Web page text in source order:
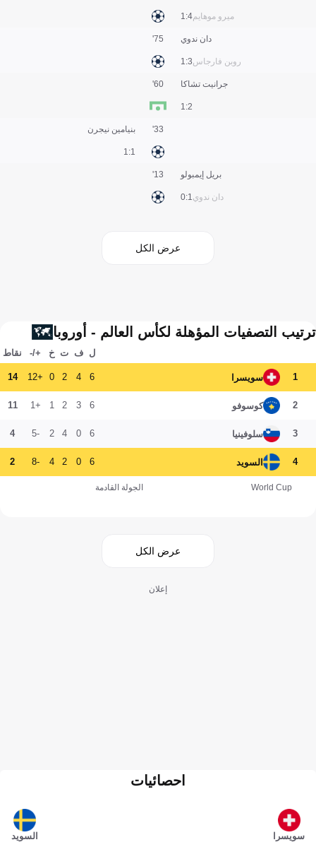
ميرو موهايم4:1
دان ندوي
روبن فارجاس3:1
75'
جرانيت تشاكا
2:1
60'
بنيامين نيجرن
1:1
33'
بريل إيمبولو
دان ندوي1:0
13'
عرض الكل
ترتيب التصفيات المؤهلة لكأس العالم - أوروبا
ل ف ت خ +/- نقاط
1 سويسرا 6
4
2
0
+12
14
2 كوسوفو 6
3
2
1
+1
11
3 سلوفينيا 6
0
4
2
-5
4
4 السويد 6
0
2
4
-8
2
World Cup الجولة القادمة
عرض الكل
إعلان
سويسرا
احصائيات
السويد